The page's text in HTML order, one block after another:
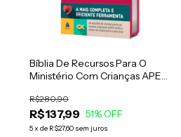
Bíblia De Recursos Para O
Ministério Com Crianças APEC
R$137,99
R$280,90
51% OFF
5x de R$27,60 sem juros